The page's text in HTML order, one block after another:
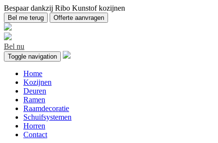
Bespaar dankzij Ribo Kunstof kozijnen
Bel me terug Offerte aanvragen
Bel nu
Toggle navigation
Home
Kozijnen
Deuren
Ramen
Raamdecoratie
Schuifsystemen
Horren
Contact